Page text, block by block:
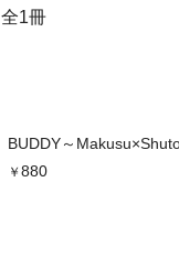
全1冊
BUDDY～
880